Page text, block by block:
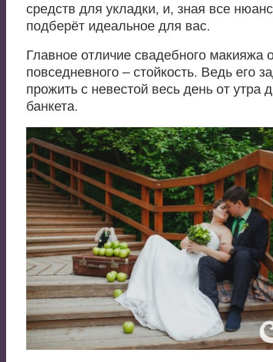
средств для укладки, и, зная все
подберёт идеальное для вас.
Главное отличие свадебного макияжа
повседневного – стойкость. Ведь его
прожить с невестой весь день от утра
банкета.